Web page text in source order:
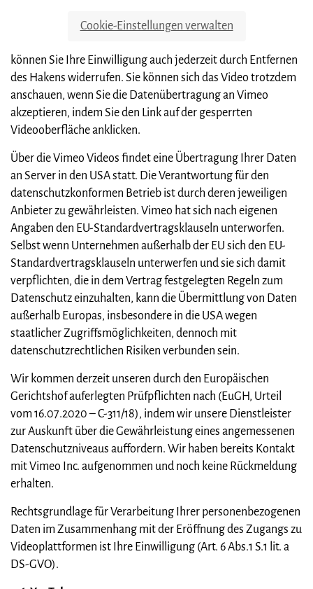
Cookie-Einstellungen verwalten
können Sie Ihre Einwilligung auch jederzeit durch Entfernen
des Hakens widerrufen. Sie können sich das Video trotzdem
anschauen, wenn Sie die Datenübertragung an Vimeo
akzeptieren, indem Sie den Link auf der gesperrten
Videooberfläche anklicken.
Über die Vimeo Videos findet eine Übertragung Ihrer Daten
an Server in den USA statt. Die Verantwortung für den
datenschutzkonformen Betrieb ist durch deren jeweiligen
Anbieter zu gewährleisten. Vimeo hat sich nach eigenen
Angaben den EU-Standardvertragsklauseln unterworfen.
Selbst wenn Unternehmen außerhalb der EU sich den EU-
Standardvertragsklauseln unterwerfen und sie sich damit
verpflichten, die in dem Vertrag festgelegten Regeln zum
Datenschutz einzuhalten, kann die Übermittlung von Daten
außerhalb Europas, insbesondere in die USA wegen
staatlicher Zugriffsmöglichkeiten, dennoch mit
datenschutzrechtlichen Risiken verbunden sein.
Wir kommen derzeit unseren durch den Europäischen
Gerichtshof auferlegten Prüfpflichten nach (EuGH, Urteil
vom 16.07.2020 – C-311/18), indem wir unsere Dienstleister
zur Auskunft über die Gewährleistung eines angemessenen
Datenschutzniveaus auffordern. Wir haben bereits Kontakt
mit Vimeo Inc. aufgenommen und noch keine Rückmeldung
erhalten.
Rechtsgrundlage für Verarbeitung Ihrer personenbezogenen
Daten im Zusammenhang mit der Eröffnung des Zugangs zu
Videoplattformen ist Ihre Einwilligung (Art. 6 Abs.1 S.1 lit. a
DS-GVO).